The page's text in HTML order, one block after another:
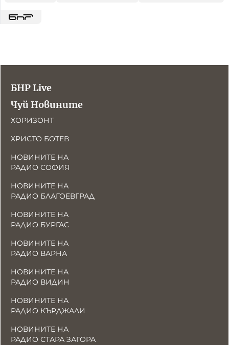
БНР Live
Чуй Новините
ХОРИЗОНТ
ХРИСТО БОТЕВ
НОВИНИТЕ НА
РАДИО СОФИЯ
НОВИНИТЕ НА
РАДИО БЛАГОЕВГРАД
НОВИНИТЕ НА
РАДИО БУРГАС
НОВИНИТЕ НА
РАДИО ВАРНА
НОВИНИТЕ НА
РАДИО ВИДИН
НОВИНИТЕ НА
РАДИО КЪРДЖАЛИ
НОВИНИТЕ НА
РАДИО СТАРА ЗАГОРА